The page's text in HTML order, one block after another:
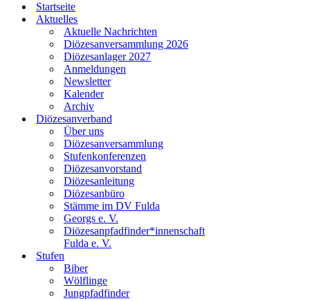
Startseite
Aktuelles
Aktuelle Nachrichten
Diözesanversammlung 2026
Diözesanlager 2027
Anmeldungen
Newsletter
Kalender
Archiv
Diözesanverband
Über uns
Diözesanversammlung
Stufenkonferenzen
Diözesanvorstand
Diözesanleitung
Diözesanbüro
Stämme im DV Fulda
Georgs e. V.
Diözesanpfadfinder*innenschaft
Fulda e. V.
Stufen
Biber
Wölflinge
Jungpfadfinder